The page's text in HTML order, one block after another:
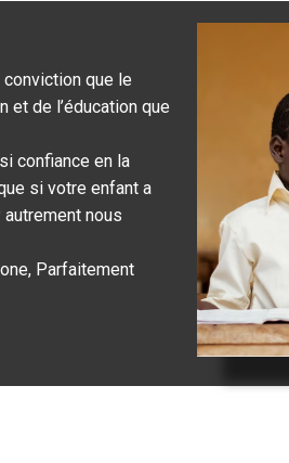
conviction que le
et de l’éducation que
confiance en la
si votre enfant a
nous
Parfaitement